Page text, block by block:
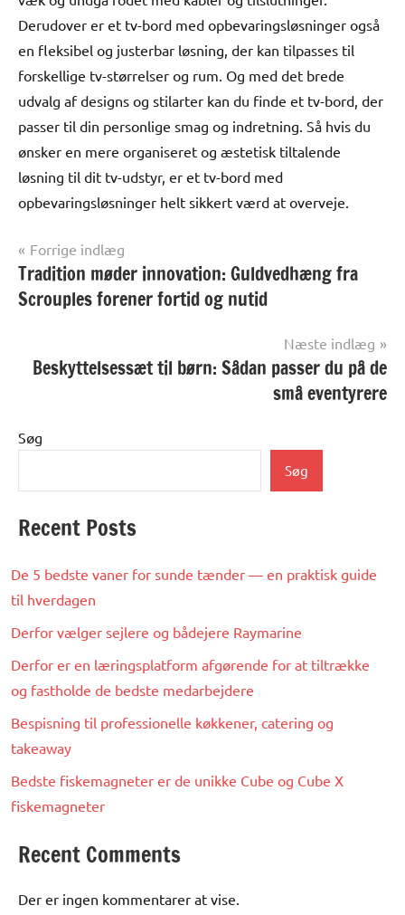
Derudover er et tv-bord med opbevaringsløsninger også
en fleksibel og justerbar løsning, der kan tilpasses til
forskellige tv-størrelser og rum. Og med det brede
udvalg af designs og stilarter kan du finde et tv-bord, der
passer til din personlige smag og indretning. Så hvis du
ønsker en mere organiseret og æstetisk tiltalende
løsning til dit tv-udstyr, er et tv-bord med
opbevaringsløsninger helt sikkert værd at overveje.
Alle
anmeldelser
og artikler
Indlægsnavigation
Forrige indlæg
Tradition møder innovation: Guldvedhæng fra
Scrouples forener fortid og nutid
Næste indlæg
Beskyttelsessæt til børn: Sådan passer du på de
små eventyrere
Søg
Søg
Recent Posts
De 5 bedste vaner for sunde tænder — en praktisk guide
til hverdagen
Derfor vælger sejlere og bådejere Raymarine
Derfor er en læringsplatform afgørende for at tiltrække
og fastholde de bedste medarbejdere
Bespisning til professionelle køkkener, catering og
takeaway
Bedste fiskemagneter er de unikke Cube og Cube X
fiskemagneter
Recent Comments
Der er ingen kommentarer at vise.